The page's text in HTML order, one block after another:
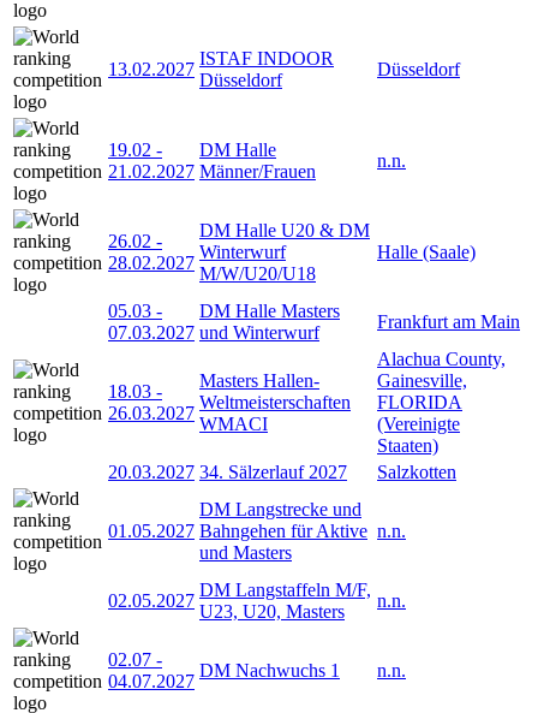
13.02.2027
ISTAF INDOOR
Düsseldorf
Düsseldorf
19.02 -
21.02.2027
DM Halle
Männer/Frauen
n.n.
26.02 -
28.02.2027
DM Halle U20 & DM
Winterwurf
M/W/U20/U18
Halle (Saale)
05.03 -
07.03.2027
DM Halle Masters
und Winterwurf
Frankfurt am Main
18.03 -
26.03.2027
Masters Hallen-
Weltmeisterschaften
WMACI
Alachua County,
Gainesville,
FLORIDA
(Vereinigte
Staaten)
20.03.2027 34. Sälzerlauf 2027 Salzkotten
01.05.2027
DM Langstrecke und
Bahngehen für Aktive
und Masters
n.n.
02.05.2027
DM Langstaffeln M/F,
U23, U20, Masters
n.n.
02.07 -
04.07.2027
DM Nachwuchs 1 n.n.